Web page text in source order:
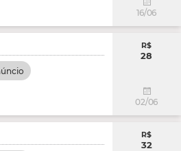
16/06
R$
28
02/06
R$
32